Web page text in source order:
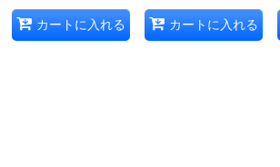
カートに入れる カートに入れる